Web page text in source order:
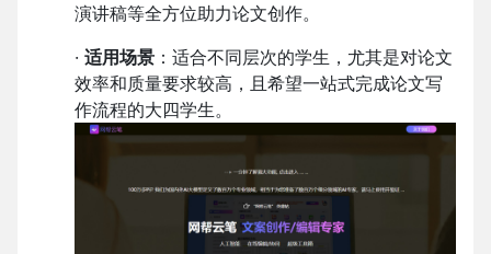
演讲稿等全方位助力论文创作。
· 适用场景 ：适合不同层次的学生，尤其是对论文
效率和质量要求较高，且希望一站式完成论文写
作流程的大四学生。